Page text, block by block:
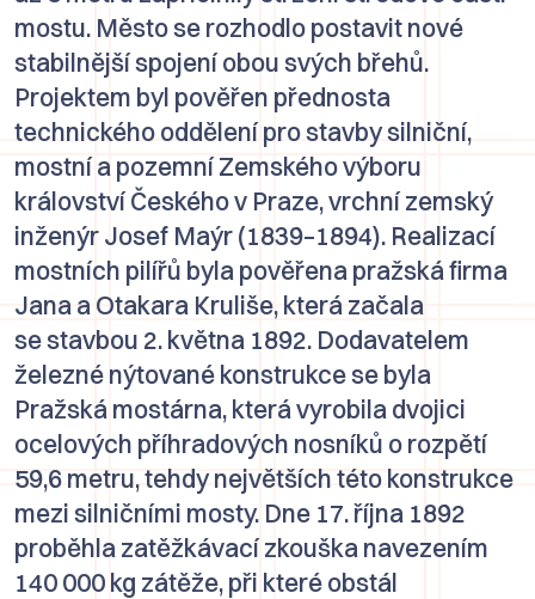
mostu. Město se rozhodlo postavit nové
stabilnější spojení obou svých břehů.
Projektem byl pověřen přednosta
technického oddělení pro stavby silniční,
mostní a pozemní Zemského výboru
království Českého v Praze, vrchní zemský
inženýr Josef Maýr (1839–1894). Realizací
mostních pilířů byla pověřena pražská firma
Jana a Otakara Kruliše, která začala
se stavbou 2. května 1892. Dodavatelem
železné nýtované konstrukce se byla
Pražská mostárna, která vyrobila dvojici
ocelových příhradových nosníků o rozpětí
59,6 metru, tehdy největších této konstrukce
mezi silničními mosty. Dne 17. října 1892
proběhla zatěžkávací zkouška navezením
140 000 kg zátěže, při které obstál